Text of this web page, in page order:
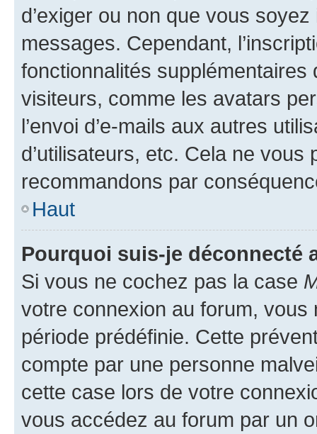
d’exiger ou non que vous
messages. Cependant,
fonctionnalités
visiteurs, comme les avatars
l’envoi d’e-mails aux autres
d’utilisateurs, etc. Cela ne vous
recommandons par
Haut
Pourquoi suis-je déconnecté
Si vous ne cochez pas la case
votre connexion au forum,
période prédéfinie. Cette
compte par une personne
cette case lors de votre
vous accédez au forum par un